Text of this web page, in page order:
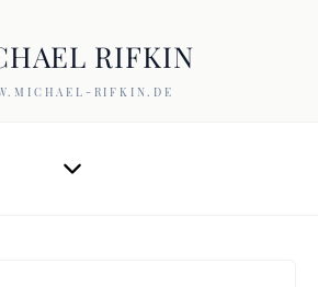
RIFKIN
RIFKIN.DE